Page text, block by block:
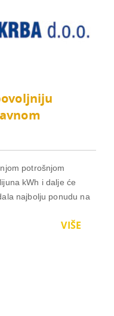
potrošnjom
kWh i dalje će
najbolju ponudu na
VIŠE